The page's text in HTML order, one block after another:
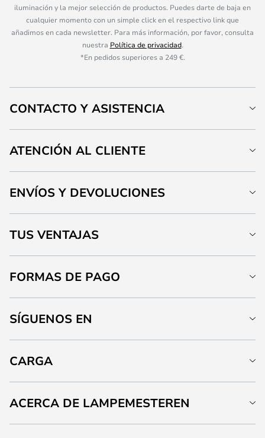
iluminación y la mejor selección de productos. Puedes darte de baja en
cualquier momento con un simple click en el respectivo link que
añadimos en cada newsletter. Para más información, por favor, consulta
nuestra Política de privacidad.
*En pedidos superiores a 249 €.
CONTACTO Y ASISTENCIA
ATENCIÓN AL CLIENTE
ENVÍOS Y DEVOLUCIONES
TUS VENTAJAS
FORMAS DE PAGO
SÍGUENOS EN
CARGA
ACERCA DE LAMPEMESTEREN